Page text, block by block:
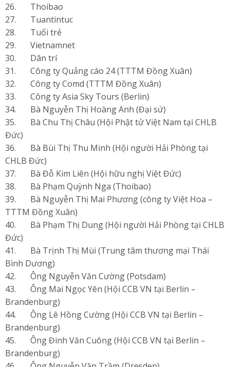
26. Thoibao
27. Tuantintuc
28. Tuổi trẻ
29. Vietnamnet
30. Dân trí
31. Công ty Quảng cáo 24 (TTTM Đồng Xuân)
32. Công ty Comd (TTTM Đồng Xuân)
33. Công ty Asia Sky Tours (Berlin)
34. Bà Nguyễn Thị Hoàng Anh (Đại sứ)
35. Bà Chu Thị Châu (Hội Phật tử Việt Nam tại CHLB
Đức)
36. Bà Bùi Thị Thu Minh (Hội người Hải Phòng tại
CHLB Đức)
37. Bà Đỗ Kim Liên (Hội hữu nghị Việt Đức)
38. Bà Phạm Quỳnh Nga (Thoibao)
39. Bà Nguyễn Thị Mai Phương (công ty Việt Hoa –
TTTM Đồng Xuân)
40. Bà Phạm Thị Dung (Hội người Hải Phòng tại CHLB
Đức)
41. Bà Trịnh Thị Mùi (Trung tâm thương mại Thái
Bình Dương)
42. Ông Nguyễn Văn Cường (Potsdam)
43. Ông Mai Ngọc Yên (Hội CCB VN tại Berlin –
Brandenburg)
44. Ông Lê Hồng Cường (Hội CCB VN tại Berlin –
Brandenburg)
45. Ông Đinh Văn Cuông (Hội CCB VN tại Berlin –
Brandenburg)